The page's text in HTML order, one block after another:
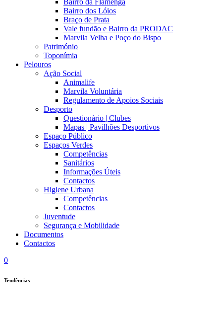
Bairro da Flamenga
Bairro dos Lóios
Braço de Prata
Vale fundão e Bairro da PRODAC
Marvila Velha e Poço do Bispo
Património
Toponímia
Pelouros
Ação Social
Animalife
Marvila Voluntária
Regulamento de Apoios Sociais
Desporto
Questionário | Clubes
Mapas | Pavilhões Desportivos
Espaço Público
Espaços Verdes
Competências
Sanitários
Informações Úteis
Contactos
Higiene Urbana
Competências
Contactos
Juventude
Segurança e Mobilidade
Documentos
Contactos
0
Tendências